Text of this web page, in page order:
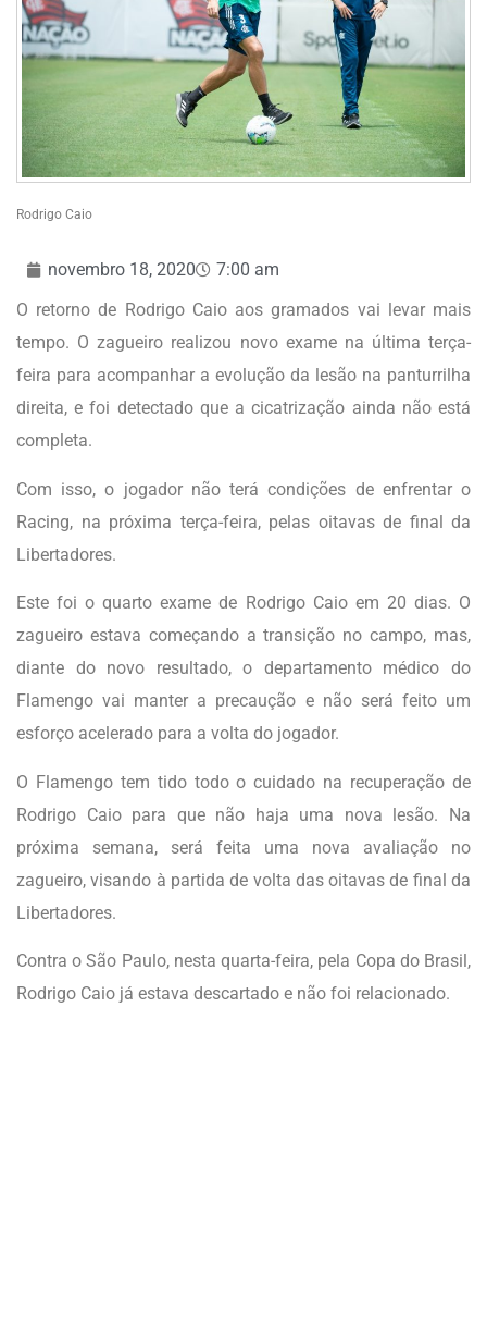
Rodrigo Caio
novembro 18, 2020
7:00 am
O retorno de Rodrigo Caio aos gramados vai levar mais
tempo. O zagueiro realizou novo exame na última terça-
feira para acompanhar a evolução da lesão na panturrilha
direita, e foi detectado que a cicatrização ainda não está
completa.
Com isso, o jogador não terá condições de enfrentar o
Racing, na próxima terça-feira, pelas oitavas de final da
Libertadores.
Este foi o quarto exame de Rodrigo Caio em 20 dias. O
zagueiro estava começando a transição no campo, mas,
diante do novo resultado, o departamento médico do
Flamengo vai manter a precaução e não será feito um
esforço acelerado para a volta do jogador.
O Flamengo tem tido todo o cuidado na recuperação de
Rodrigo Caio para que não haja uma nova lesão. Na
próxima semana, será feita uma nova avaliação no
zagueiro, visando à partida de volta das oitavas de final da
Libertadores.
Contra o São Paulo, nesta quarta-feira, pela Copa do Brasil,
Rodrigo Caio já estava descartado e não foi relacionado.